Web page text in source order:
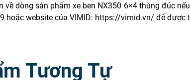
về dòng sản phẩm xe ben NX350 6×4 thùng đúc n
hoặc website của VIMID: https://vimid.vn/ để được
Tương Tự